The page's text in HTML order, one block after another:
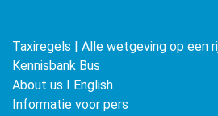
Taxiregels | Alle wetgeving op een
Kennisbank Bus
About us ǀ English
Informatie voor pers